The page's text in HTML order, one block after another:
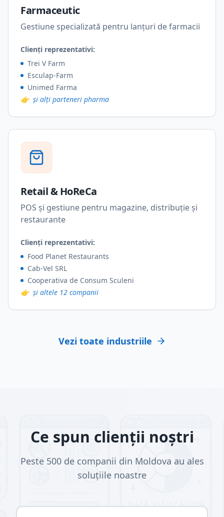
Farmaceutic
Gestiune specializată pentru lanțuri de farmacii
Clienți reprezentativi:
Trei V Farm
Esculap-Farm
Unimed Farma
👉 și alți parteneri pharma
Retail & HoReCa
POS și gestiune pentru magazine, distribuție și
restaurante
Clienți reprezentativi:
Food Planet Restaurants
Cab-Vel SRL
Cooperativa de Consum Sculeni
👉 și altele 12 companii
Vezi toate industriile
Ce spun clienții noștri
Peste 500 de companii din Moldova au ales
soluțiile noastre